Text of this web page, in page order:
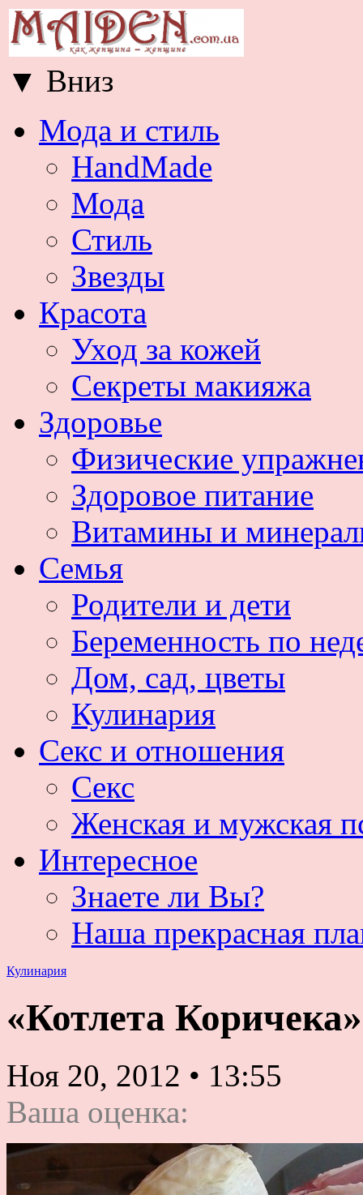
▼ Вниз
Мода и стиль
HandMade
Мода
Стиль
Звезды
Красота
Уход за кожей
Секреты макияжа
Здоровье
Физические
Здоровое питание
Витамины и
Семья
Родители и дети
Беременность по
Дом, сад, цветы
Кулинария
Секс и отношения
Секс
Женская и мужская
Интересное
Знаете ли Вы?
Наша прекрасная
Кулинария
«Котлета Коричека»
Ноя 20, 2012 • 13:55
Ваша оценка: